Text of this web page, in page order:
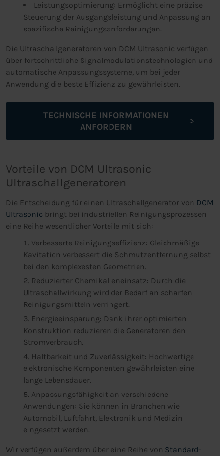
Leistungsoptimierung: Ermöglicht eine präzise
Steuerung der Ausgangsleistung und Anpassung an
spezifische Reinigungsanforderungen.
Die Ultraschallgeneratoren von DCM Ultrasonic verfügen
über fortschrittliche Signalmodulationstechnologien und
automatische Anpassungssysteme, um bei jeder
Anwendung die beste Effizienz zu gewährleisten.
TECHNISCHE INFORMATIONEN
ANFORDERN
Vorteile von DCM Ultrasonic
Ultraschallgeneratoren
Die Entscheidung für einen Ultraschallgenerator von DCM
Ultrasonic bringt bei industriellen Reinigungsprozessen
eine Reihe wesentlicher Vorteile mit sich:
Verbesserte Reinigungseffizienz: Gleichmäßige
Kavitation verbessert die Schmutzentfernung selbst
bei den komplexesten Geometrien.
Reduzierter Chemikalieneinsatz: Durch die
Ultraschallwirkung wird der Bedarf an scharfen
Reinigungsmitteln verringert.
Energieeinsparung: Dank ihrer optimierten
Konstruktion reduzieren die Generatoren den
Stromverbrauch.
Haltbarkeit und Zuverlässigkeit: Hochwertige
elektronische Komponenten gewährleisten eine
lange Lebensdauer.
Anpassungsfähigkeit an verschiedene
Anwendungen: Sie können in Branchen wie
Automobil, Luftfahrt, Elektronik und Medizin
eingesetzt werden.
Wir verfügen außerdem über eine Reihe von Standard-